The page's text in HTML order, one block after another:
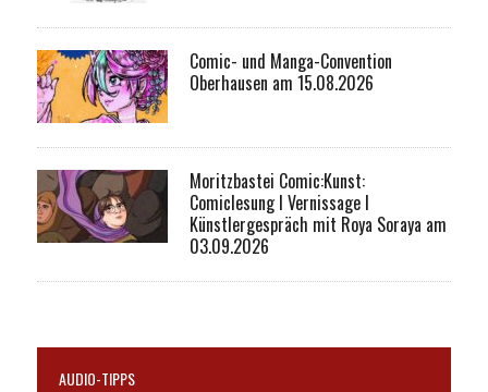
Comic- und Manga-Convention
Oberhausen am 15.08.2026
Moritzbastei Comic:Kunst:
Comiclesung I Vernissage I
Künstlergespräch mit Roya Soraya am
03.09.2026
AUDIO-TIPPS